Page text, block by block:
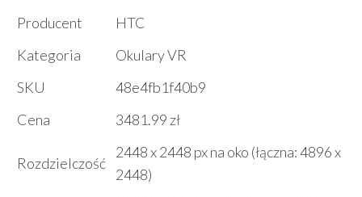
Producent
HTC
Kategoria
Okulary VR
SKU
48e4fb1f40b9
Cena
3481.99 zł
Rozdzielczość
2448 x 2448 px na oko (łączna: 4896 x
2448)